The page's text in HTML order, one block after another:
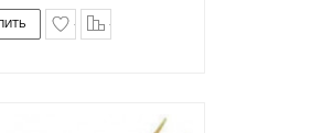
в закладки